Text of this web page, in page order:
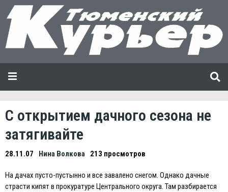
С открытием дачного сезона не
затягивайте
28.11.07 Нина Волкова 213 просмотров
На дачах пусто-пустынно и все завалено снегом. Однако дачные
страсти кипят в прокуратуре Центрального округа. Там разбирается